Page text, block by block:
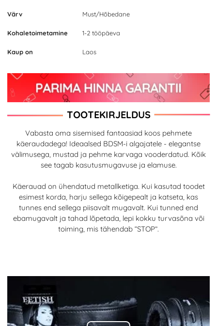
Värv Must/Hõbedane
Kohaletoimetamine 1-2 tööpäeva
Kaup on Laos
TOOTEKIRJELDUS
Vabasta oma sisemised fantaasiad koos pehmete
käeraudadega! Ideaalsed BDSM-i algajatele - elegantse
välimusega, mustad ja pehme karvaga vooderdatud. Kõik
see tagab kasutusmugavuse ja elamuse.
Käerauad on ühendatud metallketiga. Kui kasutad toodet
esimest korda, harju sellega kõigepealt ja katseta, kas
tunnes end sellega piisavalt mugavalt. Kui tunned end
ebamugavalt ja tahad lõpetada, lepi kokku turvasõna või
toiming, mis tähendab “STOP”.